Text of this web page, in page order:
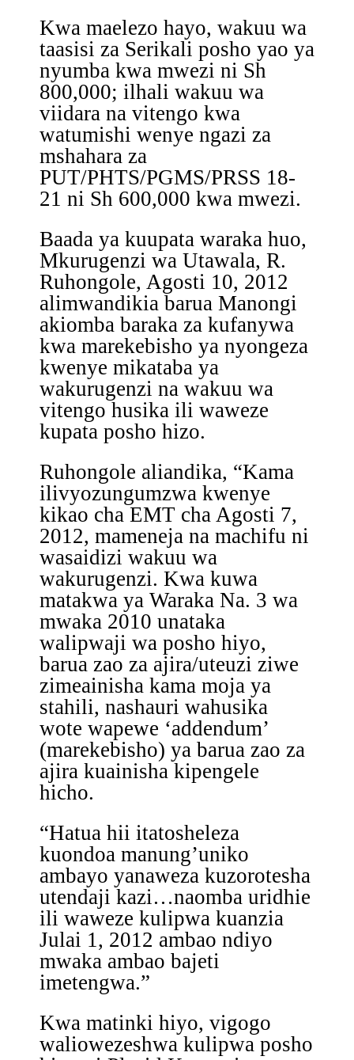
Kwa maelezo hayo, wakuu wa
taasisi za Serikali posho yao ya
nyumba kwa mwezi ni Sh
800,000; ilhali wakuu wa
viidara na vitengo kwa
watumishi wenye ngazi za
mshahara za
PUT/PHTS/PGMS/PRSS 18-
21 ni Sh 600,000 kwa mwezi.
Baada ya kuupata waraka huo,
Mkurugenzi wa Utawala, R.
Ruhongole, Agosti 10, 2012
alimwandikia barua Manongi
akiomba baraka za kufanywa
kwa marekebisho ya nyongeza
kwenye mikataba ya
wakurugenzi na wakuu wa
vitengo husika ili waweze
kupata posho hizo.
Ruhongole aliandika, “Kama
ilivyozungumzwa kwenye
kikao cha EMT cha Agosti 7,
2012, mameneja na machifu ni
wasaidizi wakuu wa
wakurugenzi. Kwa kuwa
matakwa ya Waraka Na. 3 wa
mwaka 2010 unataka
walipwaji wa posho hiyo,
barua zao za ajira/uteuzi ziwe
zimeainisha kama moja ya
stahili, nashauri wahusika
wote wapewe ‘addendum’
(marekebisho) ya barua zao za
ajira kuainisha kipengele
hicho.
“Hatua hii itatosheleza
kuondoa manung’uniko
ambayo yanaweza kuzorotesha
utendaji kazi…naomba uridhie
ili waweze kulipwa kuanzia
Julai 1, 2012 ambao ndiyo
mwaka ambao bajeti
imetengwa.”
Kwa matinki hiyo, vigogo
waliowezeshwa kulipwa posho